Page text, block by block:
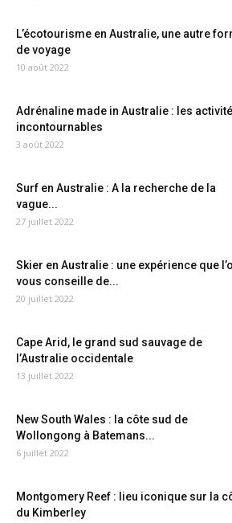
L’écotourisme en Australie, une autre
de voyage
10 août 2022
Adrénaline made in Australie : les
incontournables
3 août 2022
Surf en Australie : A la recherche de la
vague...
27 juillet 2022
Skier en Australie : une expérience que
vous conseille de...
20 juillet 2022
Cape Arid, le grand sud sauvage de
l’Australie occidentale
13 juillet 2022
New South Wales : la côte sud de
Wollongong à Batemans...
6 juillet 2022
Montgomery Reef : lieu iconique sur la
du Kimberley